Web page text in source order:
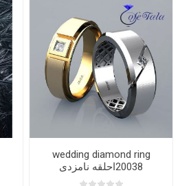
wedding diamond ring
20038احلقه نامزدی